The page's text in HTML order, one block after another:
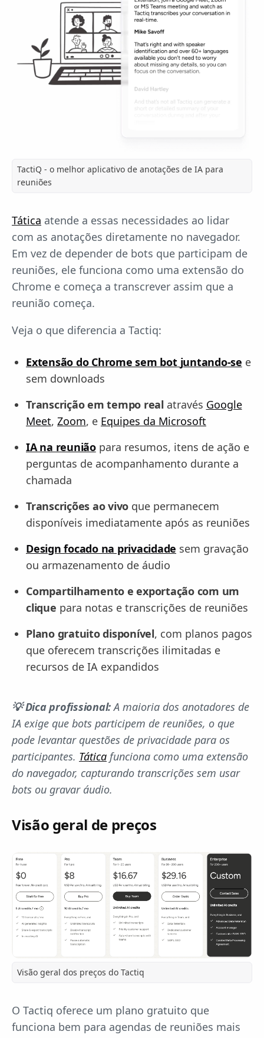
TactiQ - o melhor aplicativo de anotações de IA para
reuniões
Tática atende a essas necessidades ao lidar
com as anotações diretamente no navegador.
Em vez de depender de bots que participam de
reuniões, ele funciona como uma extensão do
Chrome e começa a transcrever assim que a
reunião começa.
Veja o que diferencia a Tactiq:
Extensão do Chrome sem bot juntando-se e
sem downloads
Transcrição em tempo real através Google
Meet, Zoom, e Equipes da Microsoft
IA na reuniãopara resumos, itens de ação e
perguntas de acompanhamento durante a
chamada
Transcrições ao vivo que permanecem
disponíveis imediatamente após as reuniões
Design focado na privacidade sem gravação
ou armazenamento de áudio
Compartilhamento e exportação com um
clique para notas e transcrições de reuniões
Plano gratuito disponível, com planos pagos
que oferecem transcrições ilimitadas e
recursos de IA expandidos
💡 Dica profissional:A maioria dos anotadores de
IA exige que bots participem de reuniões, o que
pode levantar questões de privacidade para os
participantes. Tática funciona como uma extensão
do navegador, capturando transcrições sem usar
bots ou gravar áudio.
Visão geral de preços
Visão geral dos preços do Tactiq
O Tactiq oferece um plano gratuito que
funciona bem para agendas de reuniões mais